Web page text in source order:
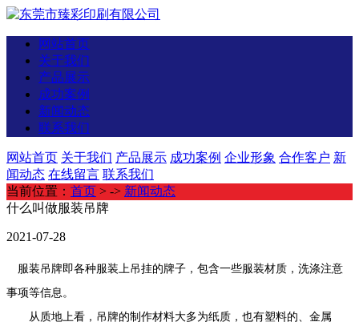
网站首页
关于我们
产品展示
成功案例
新闻动态
联系我们
网站首页 关于我们 产品展示 成功案例 企业形象 合作客户 新
闻动态 在线留言 联系我们
当前位置： 首页 > -> 新闻动态
什么叫做服装吊牌
2021-07-28
服装吊牌即各种服装上吊挂的牌子，包含一些服装材质，洗涤注意
事项等信息。
从质地上看，吊牌的制作材料大多为纸质，也有塑料的、金属